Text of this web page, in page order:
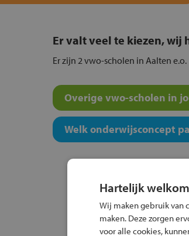
Er valt veel te kiezen, wij
Er zijn 2 vwo-scholen in Aalten e.o.
Overige vwo-scholen in
Welk onderwijsconcept
Hartelijk
Wij maken gebruik van
maken. Deze zorgen
voor alle cookies,